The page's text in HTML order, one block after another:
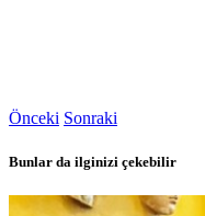
Önceki Sonraki
Bunlar da ilginizi çekebilir